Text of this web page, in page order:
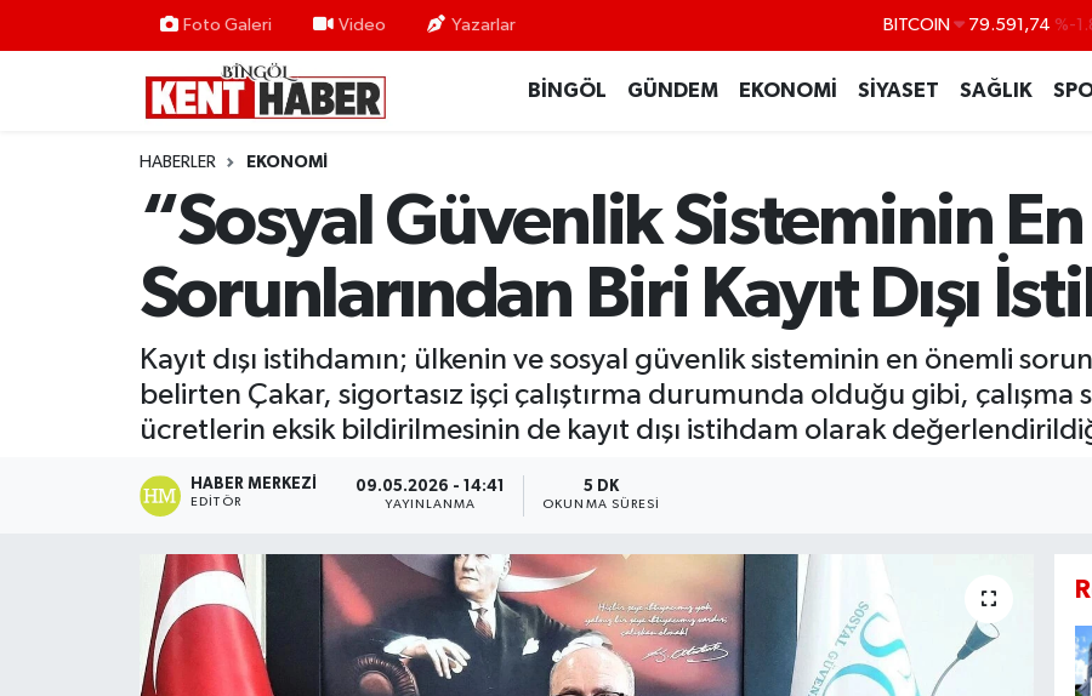
Foto Galeri Video Yazarlar DOLAR 45,43620
BİST100 14.598,00
BITCOIN 79.591,74 %-
BİNGÖL GÜNDEM EKONOMİ SİYASET SAĞLIK
HABERLER EKONOMI
“Sosyal Güvenlik Sisteminin
Sorunlarından Biri Kayıt Dışı
Kayıt dışı istihdamın; ülkenin ve sosyal güvenlik sisteminin en önemli
belirten Çakar, sigortasız işçi çalıştırma durumunda olduğu gibi, çalışma
ücretlerin eksik bildirilmesinin de kayıt dışı istihdam olarak
HABER MERKEZI
EDITÖR
09.05.2026 - 14:41
YAYINLANMA
5 DK
OKUNMA SÜRESI
BİLİM-TEKNOLOJİ
MERKEZ
Bingöl Nöbetçi Eczaneler
Bingöl Hava Durumu
Bingöl Namaz Vakitleri
Bingöl Trafik Yoğunluk Haritası
Tüm Manşetler